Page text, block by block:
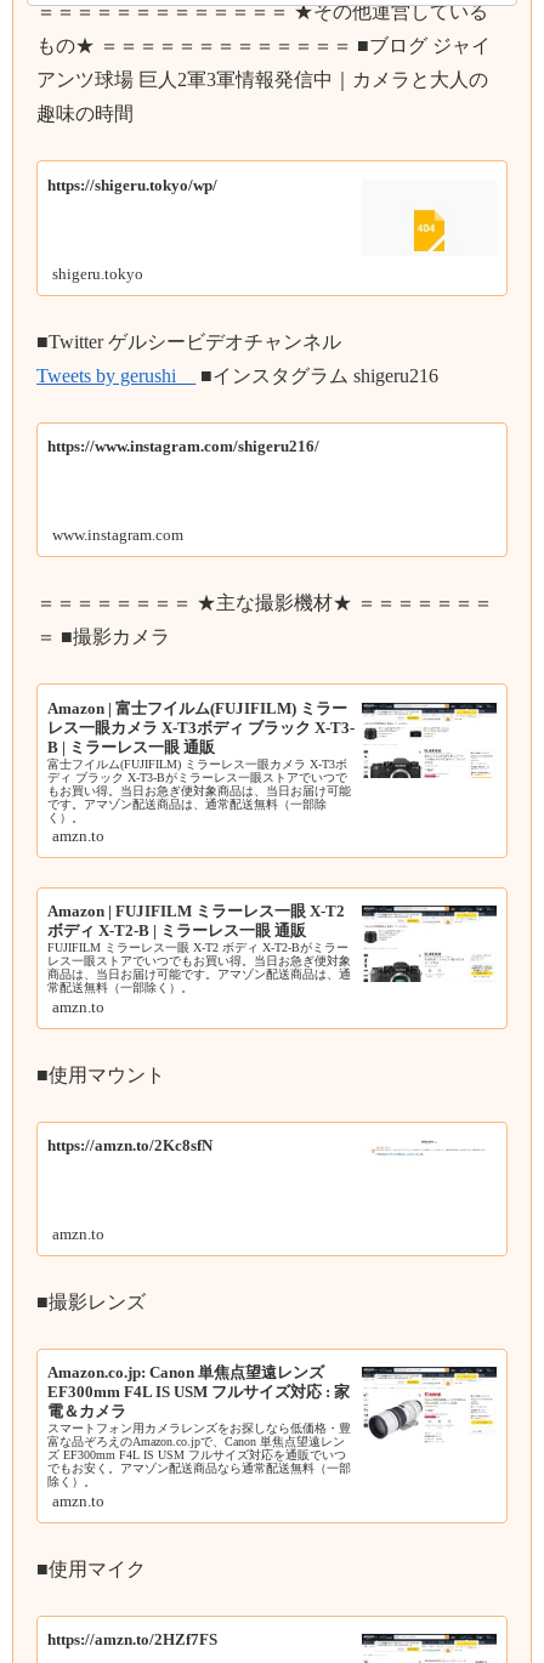
＝＝＝＝＝＝＝＝＝＝＝＝＝ ★その他運営している
もの★ ＝＝＝＝＝＝＝＝＝＝＝＝＝ ■ブログ ジャイ
アンツ球場 巨人2軍3軍情報発信中｜カメラと大人の
趣味の時間
https://shigeru.tokyo/wp/
shigeru.tokyo
■Twitter ゲルシービデオチャンネル
Tweets by gerushi__
■インスタグラム shigeru216
https://www.instagram.com/shigeru216/
www.instagram.com
＝＝＝＝＝＝＝＝ ★主な撮影機材★ ＝＝＝＝＝＝＝
＝ ■撮影カメラ
Amazon | 富士フイルム(FUJIFILM) ミラー
レス一眼カメラ X-T3ボディ ブラック X-T3-
B | ミラーレス一眼 通販
富士フイルム(FUJIFILM) ミラーレス一眼カメラ X-T3ボ
ディ ブラック X-T3-Bがミラーレス一眼ストアでいつで
もお買い得。当日お急ぎ便対象商品は、当日お届け可能
です。アマゾン配送商品は、通常配送無料（一部除
く）。
amzn.to
Amazon | FUJIFILM ミラーレス一眼 X-T2
ボディ X-T2-B | ミラーレス一眼 通販
FUJIFILM ミラーレス一眼 X-T2 ボディ X-T2-Bがミラー
レス一眼ストアでいつでもお買い得。当日お急ぎ便対象
商品は、当日お届け可能です。アマゾン配送商品は、通
常配送無料（一部除く）。
amzn.to
■使用マウント
https://amzn.to/2Kc8sfN
amzn.to
■撮影レンズ
Amazon.co.jp: Canon 単焦点望遠レンズ
EF300mm F4L IS USM フルサイズ対応 : 家
電＆カメラ
スマートフォン用カメラレンズをお探しなら低価格・豊
富な品ぞろえのAmazon.co.jpで、Canon 単焦点望遠レン
ズ EF300mm F4L IS USM フルサイズ対応を通販でいつ
でもお安く。アマゾン配送商品なら通常配送無料（一部
除く）。
amzn.to
■使用マイク
https://amzn.to/2HZf7FS